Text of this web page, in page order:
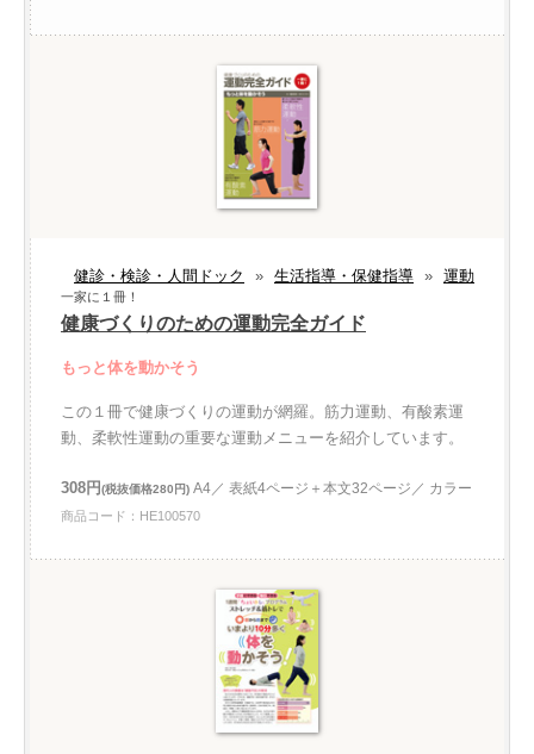
健診・検診・人間ドック » 生活指導・保健指導 » 運動
一家に１冊！
健康づくりのための運動完全ガイド
もっと体を動かそう
この１冊で健康づくりの運動が網羅。筋力運動、有酸素運
動、柔軟性運動の重要な運動メニューを紹介しています。
308円(税抜価格280円) A4／ 表紙4ページ＋本文32ページ／ カラー
商品コード：HE100570